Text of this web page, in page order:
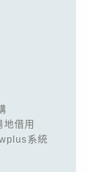
地借用
系統